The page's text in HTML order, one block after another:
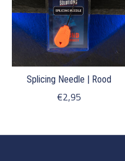
Splicing Needle | Rood
€2,95